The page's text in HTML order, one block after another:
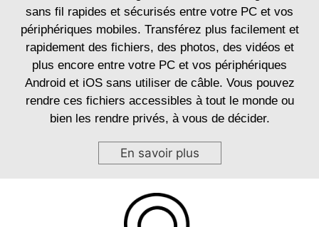
sans fil rapides et sécurisés entre votre PC et vos
périphériques mobiles. Transférez plus facilement et
rapidement des fichiers, des photos, des vidéos et
plus encore entre votre PC et vos périphériques
Android et iOS sans utiliser de câble. Vous pouvez
rendre ces fichiers accessibles à tout le monde ou
bien les rendre privés, à vous de décider.
En savoir plus